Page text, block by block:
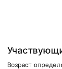
Возраст